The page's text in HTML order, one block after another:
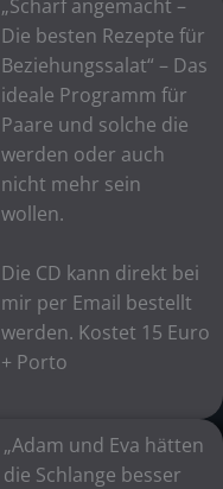
„Scharf angemacht –
Die besten Rezepte für
Beziehungssalat“ – Das
ideale Programm für
Paare und solche die
werden oder auch
nicht mehr sein
wollen.
Die CD kann direkt bei
mir per Email bestellt
werden. Kostet 15 Euro
+ Porto
„Adam und Eva hätten
die Schlange besser